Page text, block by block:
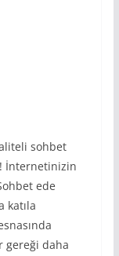
sohbet
İnternetinizin
ede
katıla
gereği daha